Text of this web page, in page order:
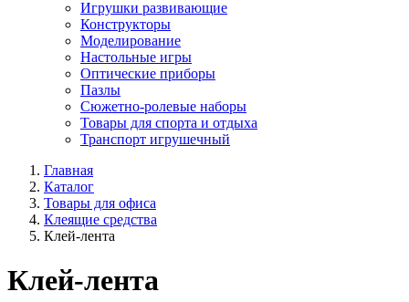
Игрушки развивающие
Конструкторы
Моделирование
Настольные игры
Оптические приборы
Пазлы
Сюжетно-ролевые наборы
Товары для спорта и отдыха
Транспорт игрушечный
Главная
Каталог
Товары для офиса
Клеящие средства
Клей-лента
Клей-лента